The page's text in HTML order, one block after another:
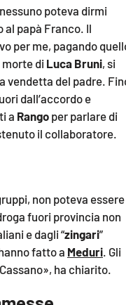
poteva dirmi
al papà Franco. Il
per me, pagando
morte di Luca Bruni, si
vendetta del padre.
dall’accordo e
a Rango per parlare di
il collaboratore.
non poteva essere
fuori provincia non
e dagli “zingari”
fatto a Meduri . Gli
ha chiarito.